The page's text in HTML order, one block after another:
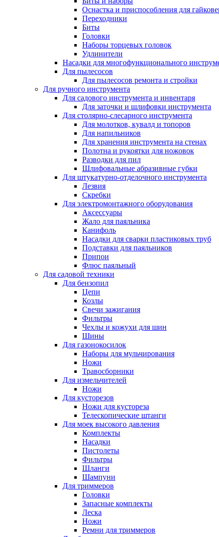
Оснастка и приспособления для
Переходники
Биты
Головки
Наборы торцевых головок
Удлинители
Насадки для многофункционального
Для пылесосов
Для пылесосов ремонта и стройки
Для ручного инструмента
Для садового инструмента и инвентаря
Для заточки и шлифовки инструмента
Для столярно-слесарного инструмента
Для молотков, кувалд и топоров
Для напильников
Для хранения инструмента на стенах
Полотна и рукоятки для ножовок
Разводки для пил
Шлифовальные абразивные губки
Для штукатурно-отделочного инструмента
Лезвия
Скребки
Для электромонтажного оборудования
Аксессуары
Жало для паяльника
Канифоль
Насадки для сварки пластиковых труб
Подставки для паяльников
Припои
Флюс паяльный
Для садовой техники
Для бензопил
Цепи
Козлы
Свечи зажигания
Фильтры
Чехлы и кожухи для шин
Шины
Для газонокосилок
Наборы для мульчирования
Ножи
Травосборники
Для измельчителей
Ножи
Для кусторезов
Ножи для кустореза
Телескопические штанги
Для моек высокого давления
Комплекты
Насадки
Пистолеты
Фильтры
Шланги
Шампуни
Для триммеров
Головки
Запасные комплекты
Леска
Ножи
Ремни для триммеров